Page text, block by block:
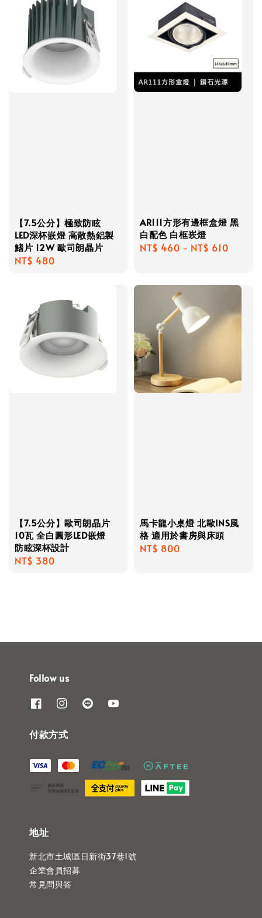
【7.5公分】極致防眩
LED深杯嵌燈 高散熱鋁製
鰭片 12W 歐司朗晶片
Regular
NT$ 480
AR111方形有邊框盒燈 黑
白配色 白框崁燈
Regular
NT$ 460 - NT$ 610
【7.5公分】歐司朗晶片
10瓦 全白圓形LED嵌燈
防眩深杯設計
Regular
NT$ 380
馬卡龍小桌燈 北歐INS風
格 適用於書房與床頭
Regular
NT$ 800
Follow us
付款方式
地址
新北市土城區日新街37巷1號
企業會員招募
常見問與答